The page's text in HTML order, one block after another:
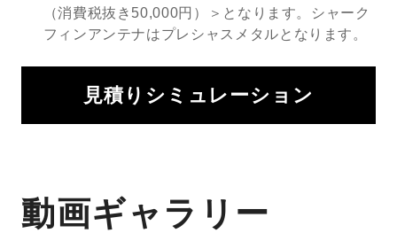
（消費税抜き50,000円）＞となります。シャーク
フィンアンテナはプレシャスメタルとなります。
見積りシミュレーション
動画ギャラリー